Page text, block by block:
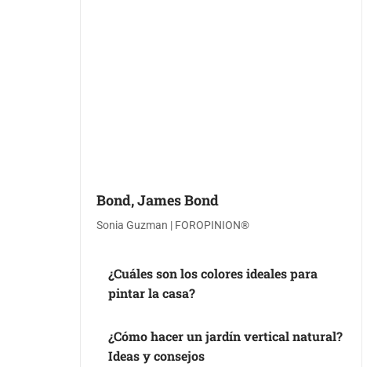
Bond, James Bond
Sonia Guzman | FOROPINION®
¿Cuáles son los colores ideales para
pintar la casa?
¿Cómo hacer un jardín vertical natural?
Ideas y consejos